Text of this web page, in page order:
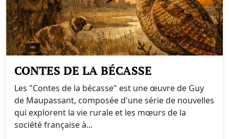
CONTES DE LA BÉCASSE
Les "Contes de la bécasse" est une œuvre de Guy
de Maupassant, composée d'une série de nouvelles
qui explorent la vie rurale et les mœurs de la
société française à...